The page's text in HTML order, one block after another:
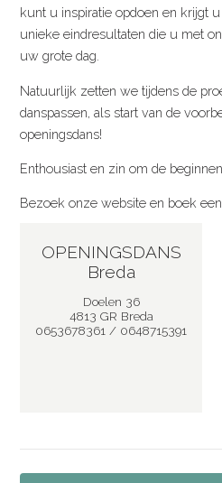
kunt u inspiratie opdoen en krijgt
unieke eindresultaten die u met
uw grote dag.
Natuurlijk zetten we tijdens de
danspassen, als start van de
openingsdans!
Enthousiast en zin om de
Bezoek onze website en boek
OPENINGSDANS
Breda
Doelen 36
4813 GR Breda
0653678361 / 0648715391